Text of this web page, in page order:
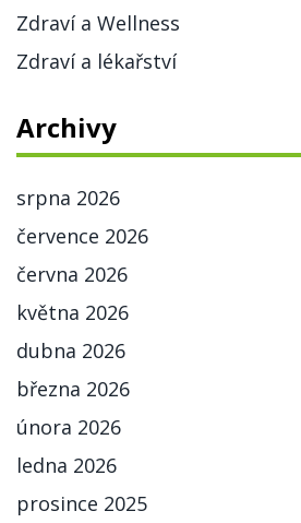
Zdraví a Wellness
Zdraví a lékařství
Archivy
srpna 2026
července 2026
června 2026
května 2026
dubna 2026
března 2026
února 2026
ledna 2026
prosince 2025